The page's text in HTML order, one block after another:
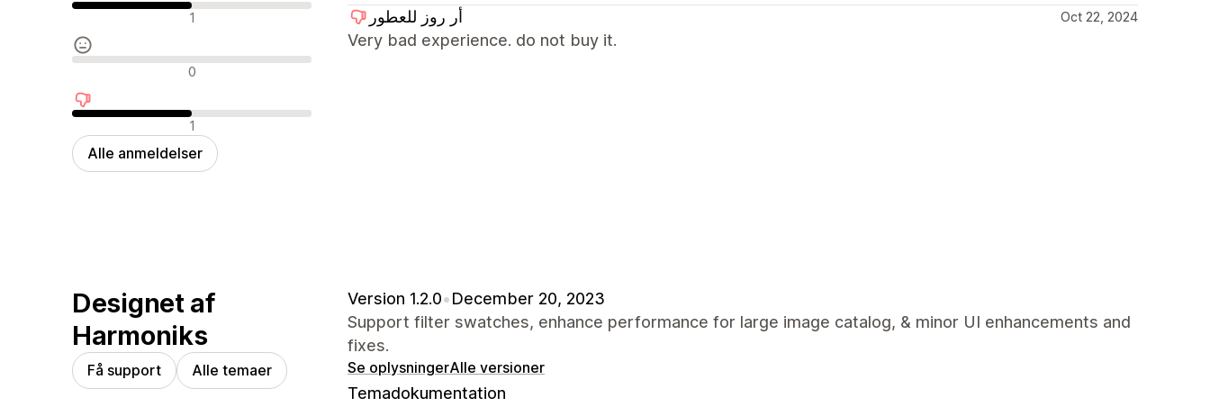
Positive anmeldelser
1
Neutrale anmeldelser
0
Negative anmeldelser
1
Alle anmeldelser
أر روز للعطور Oct 22, 2024
Very bad experience. do not buy it.
Designet af
Harmoniks
Få support Alle temaer
Version 1.2.0•December 20, 2023
Support filter swatches, enhance performance for large image catalog, & minor UI enhancements and
fixes.
Se oplysningerAlle versioner
Temadokumentation